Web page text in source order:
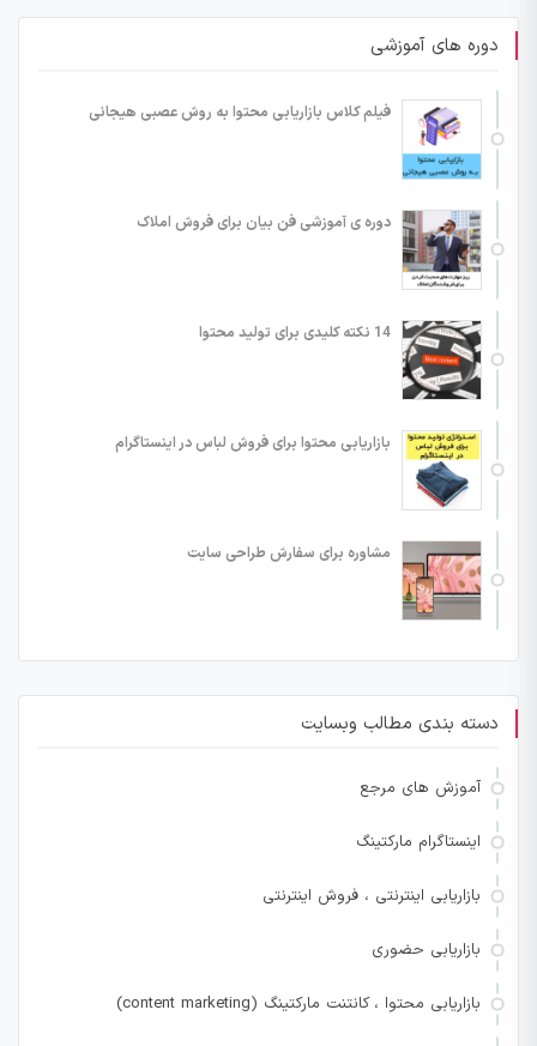
دوره های آموزشی
فیلم کلاس بازاریابی محتوا به روش عصبی هیجانی
دوره ی آموزشی فن بیان برای فروش املاک
14 نکته کلیدی برای تولید محتوا
بازاریابی محتوا برای فروش لباس در اینستاگرام
مشاوره برای سفارش طراحی سایت
دسته بندی مطالب وبسایت
آموزش های مرجع
اینستاگرام مارکتینگ
بازاریابی اینترنتی ، فروش اینترنتی
بازاریابی حضوری
بازاریابی محتوا ، کانتنت مارکتینگ (content marketing)